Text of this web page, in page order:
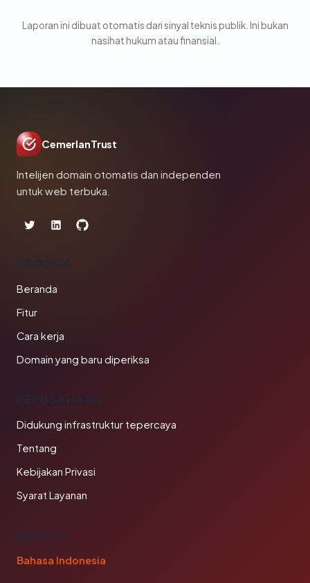
Laporan ini dibuat otomatis dari sinyal teknis publik. Ini bukan
nasihat hukum atau finansial.
CemerlanTrust
Intelijen domain otomatis dan independen
untuk web terbuka.
PRODUK
Beranda
Fitur
Cara kerja
Domain yang baru diperiksa
PERUSAHAAN
Didukung infrastruktur tepercaya
Tentang
Kebijakan Privasi
Syarat Layanan
BAHASA
Bahasa Indonesia